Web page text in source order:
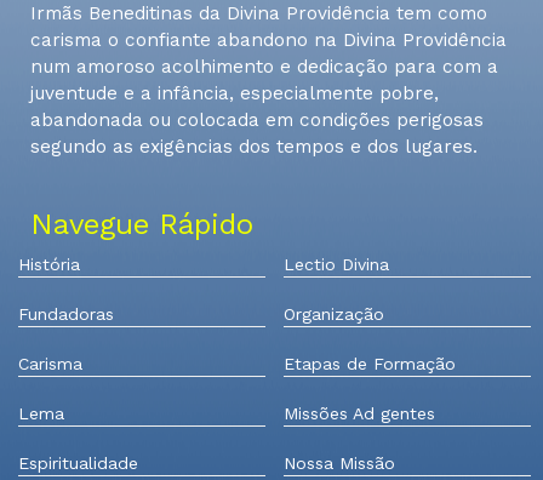
Irmãs Beneditinas da Divina Providência tem como
carisma o confiante abandono na Divina Providência
num amoroso acolhimento e dedicação para com a
juventude e a infância, especialmente pobre,
abandonada ou colocada em condições perigosas
segundo as exigências dos tempos e dos lugares.
Navegue Rápido
História
Fundadoras
Carisma
Lema
Espiritualidade
Lectio Divina
Organização
Etapas de Formação
Missões Ad gentes
Nossa Missão